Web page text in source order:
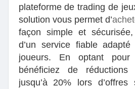
plateforme de trading de
solution vous permet d’
façon simple et
d’un service fiable
joueurs. En optant pour
bénéficiez de réductions
jusqu’à 20% lors